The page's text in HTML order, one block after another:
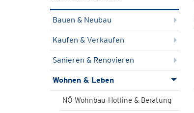
Bauen & Neubau
Kaufen & Verkaufen
Sanieren & Renovieren
Wohnen & Leben
NÖ Wohnbau-Hotline & Beratung